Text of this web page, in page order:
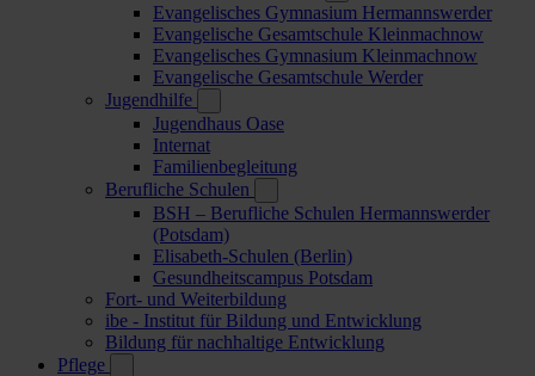
Evangelisches Gymnasium Hermannswerder
Evangelische Gesamtschule Kleinmachnow
Evangelisches Gymnasium Kleinmachnow
Evangelische Gesamtschule Werder
Jugendhilfe
Jugendhaus Oase
Internat
Familienbegleitung
Berufliche Schulen
BSH – Berufliche Schulen Hermannswerder
(Potsdam)
Elisabeth-Schulen (Berlin)
Gesundheitscampus Potsdam
Fort- und Weiterbildung
ibe - Institut für Bildung und Entwicklung
Bildung für nachhaltige Entwicklung
Pflege